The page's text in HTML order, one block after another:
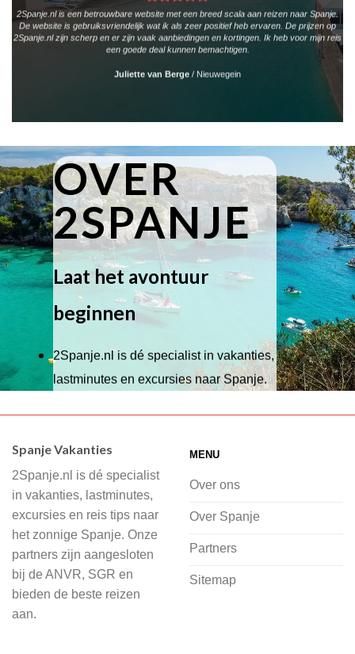
2Spanje.nl is een betrouwbare website met een breed scala aan reizen naar Spanje.
De website is gebruiksvriendelijk wat ik als zeer positief heb ervaren. De prijzen op
2Spanje.nl zijn scherp en er zijn vaak aanbiedingen en kortingen. Ik heb voor mijn reis
een goede deal kunnen bemachtigen.
Juliette van Berge / Nieuwegein
OVER
2SPANJE
Laat het avontuur
beginnen
2Spanje.nl is dé specialist in vakanties,
lastminutes en excursies naar Spanje.
Wij hebben een breed scala aan
of je nu wilt relaxen op het strand,
cultuur wilt ontdekken of avontuur zoekt
in de natuur.
Bij 2Spanje.nl begint de voorpret al
voordat je het vliegtuig instapt, door
inspiratie op te doen over dit zonnige
Spanje Vakanties
2Spanje.nl is dé specialist
in vakanties, lastminutes,
excursies en reis tips naar
het zonnige Spanje. Onze
partners zijn aangesloten
bij de ANVR, SGR en
bieden de beste reizen
aan.
MENU
Over ons
Over Spanje
Partners
Sitemap